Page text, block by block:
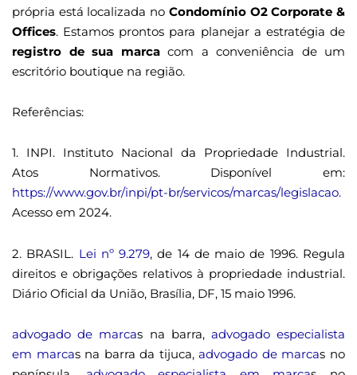
própria está localizada no Condomínio O2 Corporate &
Offices. Estamos prontos para planejar a estratégia de
registro de sua marcacom a conveniência de um
escritório boutique na região.
Referências:
1. INPI. Instituto Nacional da Propriedade Industrial.
Atos Normativos. Disponível em:
https://www.gov.br/inpi/pt-br/servicos/marcas/legislacao.
Acesso em 2024.
2. BRASIL. Lei nº 9.279, de 14 de maio de 1996. Regula
direitos e obrigações relativos à propriedade industrial.
Diário Oficial da União, Brasília, DF, 15 maio 1996.
advogado de marcas na barra, advogado especialista
em marcas na barra da tijuca,advogado de marcas no